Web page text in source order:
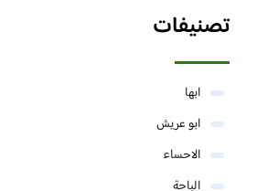
تصنيفات
ابها
ابو عريش
الاحساء
الباحة